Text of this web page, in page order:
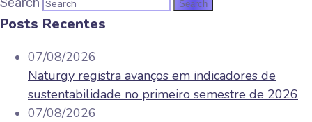
Posts Recentes
07/08/2026
Naturgy registra avanços em indicadores de
sustentabilidade no primeiro semestre de 2026
07/08/2026